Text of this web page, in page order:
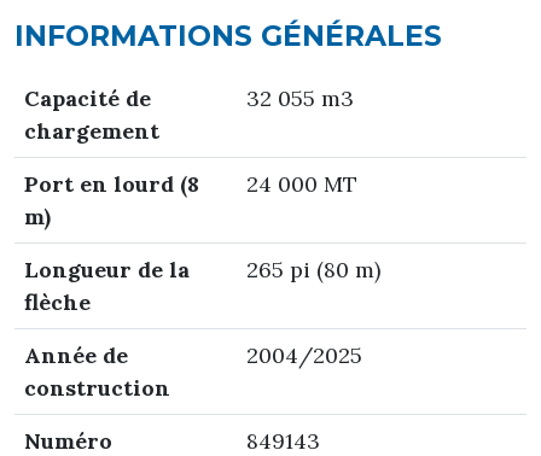
INFORMATIONS GÉNÉRALES
Capacité de
chargement
32 055 m3
Port en lourd (8
m)
24 000 MT
Longueur de la
flèche
265 pi (80 m)
Année de
construction
2004/2025
Numéro
849143